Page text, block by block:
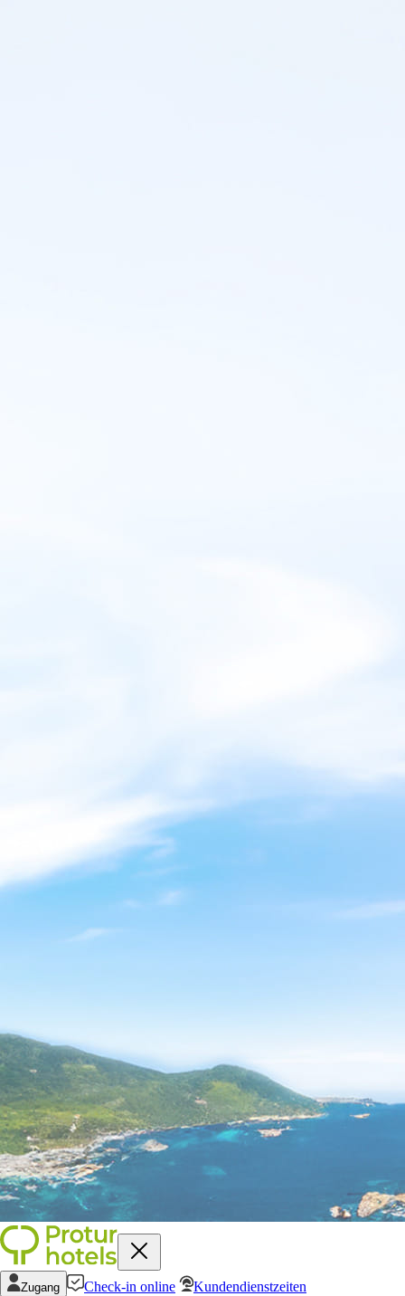
Zugang Check-in online
Kundendienstzeiten